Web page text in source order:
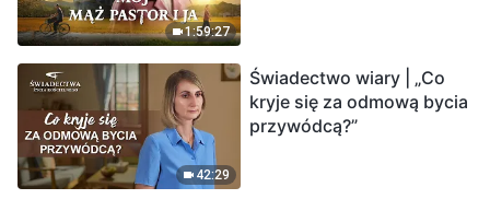
1:59:27
42:29
Świadectwo wiary | „Co
kryje się za odmową bycia
przywódcą?”